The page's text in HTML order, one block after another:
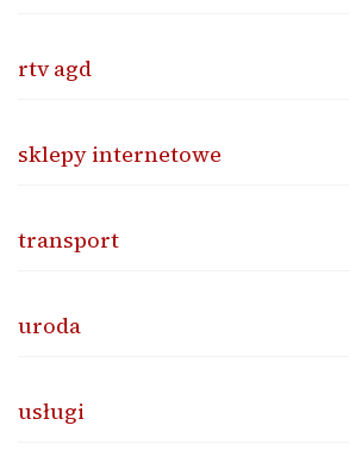
rtv agd
sklepy internetowe
transport
uroda
usługi